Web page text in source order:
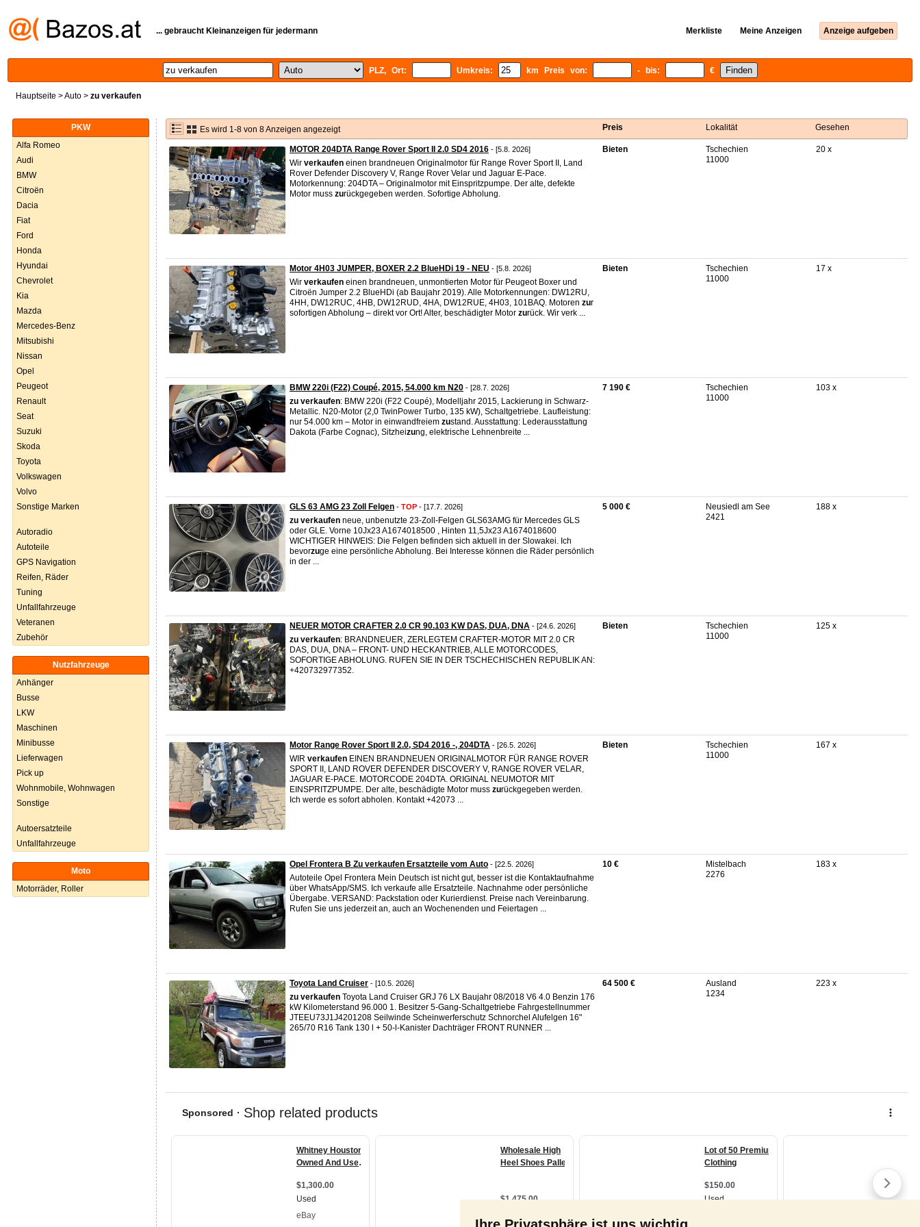
... gebraucht Kleinanzeigen für jedermann Merkliste Meine Anzeigen Anzeige aufgeben
PLZ, Ort: Umkreis: km Preis von: - bis: €
Hauptseite >Auto > zu verkaufen
PKW
Alfa Romeo
Audi
BMW
Citroën
Dacia
Fiat
Ford
Honda
Hyundai
Chevrolet
Kia
Mazda
Mercedes-Benz
Mitsubishi
Nissan
Opel
Peugeot
Renault
Seat
Suzuki
Skoda
Toyota
Volkswagen
Volvo
Sonstige Marken
Autoradio
Autoteile
GPS Navigation
Reifen, Räder
Tuning
Unfallfahrzeuge
Veteranen
Zubehör
Nutzfahrzeuge
Anhänger
Busse
LKW
Maschinen
Minibusse
Lieferwagen
Pick up
Wohnmobile, Wohnwagen
Sonstige
Autoersatzteile
Unfallfahrzeuge
Moto
Motorräder, Roller
Es wird 1-8 von 8 Anzeigen angezeigt Preis Lokalität Gesehen
MOTOR 204DTA Range Rover Sport II 2.0 SD4 2016 - [5.8. 2026]
Wir verkaufen einen brandneuen Originalmotor für Range Rover Sport II, Land
Rover Defender Discovery V, Range Rover Velar und Jaguar E-Pace.
Motorkennung: 204DTA – Originalmotor mit Einspritzpumpe. Der alte, defekte
Motor muss zurückgegeben werden. Sofortige Abholung.
Bieten
Tschechien
11000
20 x
Motor 4H03 JUMPER, BOXER 2.2 BlueHDi 19 - NEU - [5.8. 2026]
Wir verkaufen einen brandneuen, unmontierten Motor für Peugeot Boxer und
Citroën Jumper 2.2 BlueHDi (ab Baujahr 2019). Alle Motorkennungen: DW12RU,
4HH, DW12RUC, 4HB, DW12RUD, 4HA, DW12RUE, 4H03, 101BAQ. Motoren zur
sofortigen Abholung – direkt vor Ort! Alter, beschädigter Motor zurück. Wir verk ...
Bieten
Tschechien
11000
17 x
BMW 220i (F22) Coupé, 2015, 54.000 km N20 - [28.7. 2026]
zu verkaufen: BMW 220i (F22 Coupé), Modelljahr 2015, Lackierung in Schwarz-
Metallic. N20-Motor (2,0 TwinPower Turbo, 135 kW), Schaltgetriebe. Laufleistung:
nur 54.000 km – Motor in einwandfreiem zustand. Ausstattung: Lederausstattung
Dakota (Farbe Cognac), Sitzheizung, elektrische Lehnenbreite ...
7 190 €
Tschechien
11000
103 x
GLS 63 AMG 23 Zoll Felgen - TOP - [17.7. 2026]
zu verkaufen neue, unbenutzte 23-Zoll-Felgen GLS63AMG für Mercedes GLS
oder GLE. Vorne 10Jx23 A1674018500 , Hinten 11,5Jx23 A1674018600
WICHTIGER HINWEIS: Die Felgen befinden sich aktuell in der Slowakei. Ich
bevorzuge eine persönliche Abholung. Bei Interesse können die Räder persönlich
in der ...
5 000 €
Neusiedl am See
2421
188 x
NEUER MOTOR CRAFTER 2.0 CR 90.103 KW DAS, DUA, DNA - [24.6. 2026]
zu verkaufen: BRANDNEUER, ZERLEGTEM CRAFTER-MOTOR MIT 2.0 CR
DAS, DUA, DNA – FRONT- UND HECKANTRIEB, ALLE MOTORCODES,
SOFORTIGE ABHOLUNG. RUFEN SIE IN DER TSCHECHISCHEN REPUBLIK AN:
+420732977352.
Bieten
Tschechien
11000
125 x
Motor Range Rover Sport II 2.0, SD4 2016 -, 204DTA - [26.5. 2026]
WIR verkaufen EINEN BRANDNEUEN ORIGINALMOTOR FÜR RANGE ROVER
SPORT II, ​​LAND ROVER DEFENDER DISCOVERY V, RANGE ROVER VELAR,
JAGUAR E-PACE. MOTORCODE 204DTA. ORIGINAL NEUMOTOR MIT
EINSPRITZPUMPE. Der alte, beschädigte Motor muss zurückgegeben werden.
Ich werde es sofort abholen. Kontakt +42073 ...
Bieten
Tschechien
11000
167 x
Opel Frontera B Zu verkaufen Ersatzteile vom Auto - [22.5. 2026]
Autoteile Opel Frontera Mein Deutsch ist nicht gut, besser ist die Kontaktaufnahme
über WhatsApp/SMS. Ich verkaufe alle Ersatzteile. Nachnahme oder persönliche
Übergabe. VERSAND: Packstation oder Kurierdienst. Preise nach Vereinbarung.
Rufen Sie uns jederzeit an, auch an Wochenenden und Feiertagen ...
10 €
Mistelbach
2276
183 x
Toyota Land Cruiser - [10.5. 2026]
zu verkaufen Toyota Land Cruiser GRJ 76 LX Baujahr 08/2018 V6 4.0 Benzin 176
kW Kilometerstand 96.000 1. Besitzer 5-Gang-Schaltgetriebe Fahrgestellnummer
JTEEU73J1J4201208 Seilwinde Scheinwerferschutz Schnorchel Alufelgen 16"
265/70 R16 Tank 130 l + 50-l-Kanister Dachträger FRONT RUNNER ...
64 500 €
Ausland
1234
223 x